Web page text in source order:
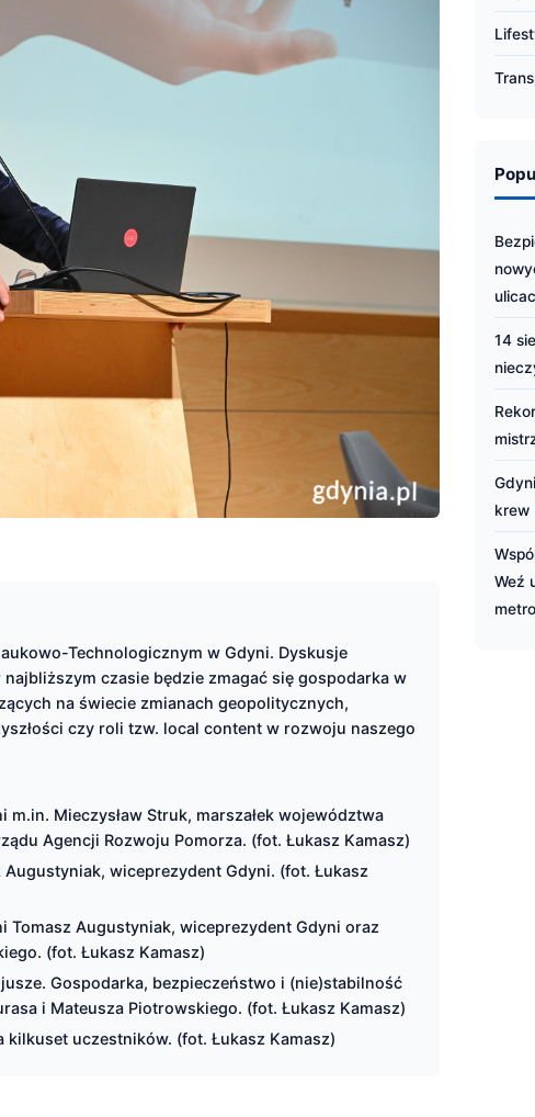
Technologicznym w Gdyni. Dyskusje
czasie będzie zmagać się gospodarka w
na świecie zmianach geopolitycznych,
czy roli tzw. local content w rozwoju naszego
Mieczysław Struk, marszałek województwa
Agencji Rozwoju Pomorza. (fot. Łukasz Kamasz)
wiceprezydent Gdyni. (fot. Łukasz
Augustyniak, wiceprezydent Gdyni oraz
(fot. Łukasz Kamasz)
Gospodarka, bezpieczeństwo i (nie)stabilność
i Mateusza Piotrowskiego. (fot. Łukasz Kamasz)
uczestników. (fot. Łukasz Kamasz)
14
krew
Weź